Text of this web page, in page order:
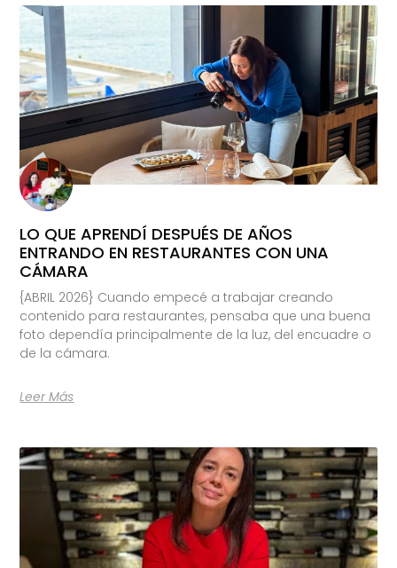
LO QUE APRENDÍ DESPUÉS DE AÑOS
ENTRANDO EN RESTAURANTES CON UNA
CÁMARA
{ABRIL 2026} Cuando empecé a trabajar creando
contenido para restaurantes, pensaba que una buena
foto dependía principalmente de la luz, del encuadre o
de la cámara.
Leer Más